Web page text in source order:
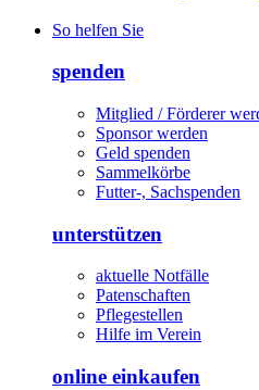
So helfen Sie
spenden
Mitglied / Förderer
Sponsor werden
Geld spenden
Sammelkörbe
Futter-, Sachspenden
unterstützen
aktuelle Notfälle
Patenschaften
Pflegestellen
Hilfe im Verein
online einkaufen